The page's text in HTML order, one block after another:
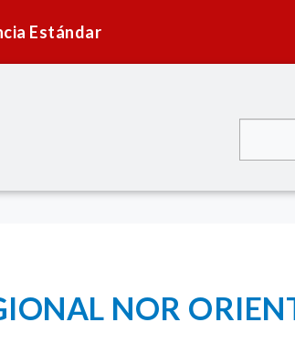
Estándar
NOR